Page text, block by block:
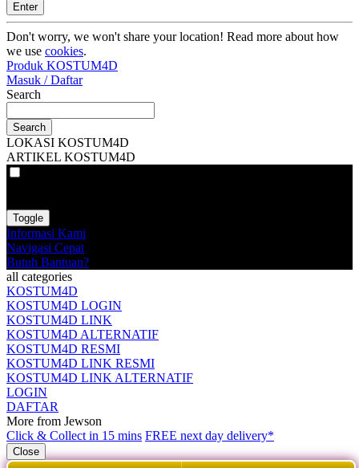
Enter
Don't worry, we won't share your location! Read more about how
we use cookies.
Produk KOSTUM4D
Masuk / Daftar
Search
Search
LOKASI KOSTUM4D
ARTIKEL KOSTUM4D
Toggle
Informasi Kami
Navigasi Cepat
Butuh Bantuan?
all categories
KOSTUM4D
KOSTUM4D LOGIN
KOSTUM4D LINK
KOSTUM4D ALTERNATIF
KOSTUM4D RESMI
KOSTUM4D LINK RESMI
KOSTUM4D LINK ALTERNATIF
LOGIN
DAFTAR
More from Jewson
Click & Collect in 15 mins FREE next day delivery*
Close